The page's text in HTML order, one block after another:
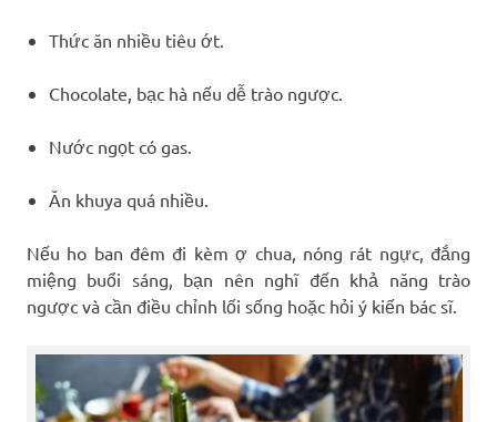
Thức ăn nhiều tiêu ớt.
Chocolate, bạc hà nếu dễ trào ngược.
Nước ngọt có gas.
Ăn khuya quá nhiều.
Nếu ho ban đêm đi kèm ợ chua, nóng rát ngực, đắng
miệng buổi sáng, bạn nên nghĩ đến khả năng trào
ngược và cần điều chỉnh lối sống hoặc hỏi ý kiến bác sĩ.